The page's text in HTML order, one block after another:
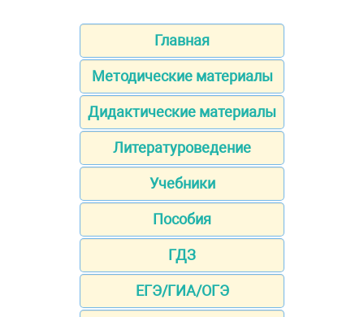
Главная
Методические материалы
Дидактические материалы
Литературоведение
Учебники
Пособия
ГДЗ
ЕГЭ/ГИА/ОГЭ